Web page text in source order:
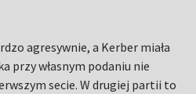
agresywnie, a Kerber miała
przy własnym podaniu nie
secie. W drugiej partii to